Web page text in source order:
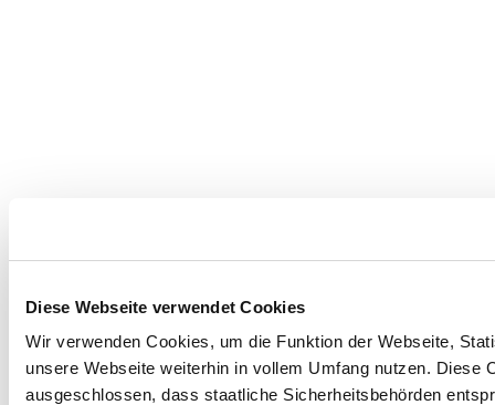
Diese Webseite verwendet Cookies
Wir verwenden Cookies, um die Funktion der Webseite,
unsere Webseite weiterhin in vollem Umfang nutzen.
ausgeschlossen, dass staatliche Sicherheitsbehörden